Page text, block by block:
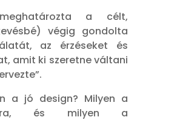
a célt,
végig gondolta
az érzéseket és
amit ki szeretne váltani
a jó design? Milyen a
és milyen a